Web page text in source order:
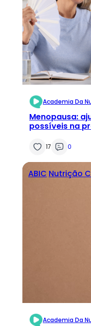
Academia Da
Menopausa:
possíveis na
17 0
ABIC Nutrição
Academia Da